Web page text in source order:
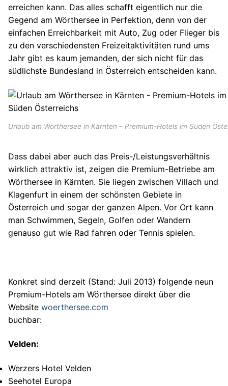
erreichen kann. Das alles schafft eigentlich nur die
Gegend am Wörthersee in Perfektion, denn von der
einfachen Erreichbarkeit mit Auto, Zug oder Flieger bis
zu den verschiedensten Freizeitaktivitäten rund ums
Jahr gibt es kaum jemanden, der sich nicht für das
südlichste Bundesland in Österreich entscheiden kann.
Urlaub am Wörthersee in Kärnten – Premium-Hotels im Süden
Dass dabei aber auch das Preis-/Leistungsverhältnis
wirklich attraktiv ist, zeigen die Premium-Betriebe am
Wörthersee in Kärnten. Sie liegen zwischen Villach und
Klagenfurt in einem der schönsten Gebiete in
Österreich und sogar der ganzen Alpen. Vor Ort kann
man Schwimmen, Segeln, Golfen oder Wandern
genauso gut wie Rad fahren oder Tennis spielen.
Konkret sind derzeit (Stand: Juli 2013) folgende neun
Premium-Hotels am Wörthersee direkt über die
Website woerthersee.com
buchbar:
Velden:
Werzers Hotel Velden
Seehotel Europa